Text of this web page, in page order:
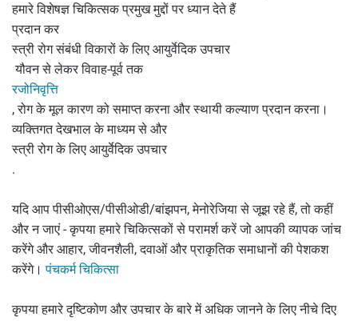
हमारे विशेषज्ञ चिकित्सक प्रमुख मुद्दों पर ध्यान देते हैं
प्रदान कर
स्त्री रोग संबंधी विकारों के लिए आयुर्वेदिक उपचार
यौवन से लेकर विवाह-पूर्व तक
रजोनिवृत्ति
, रोग के मूल कारण को समाप्त करना और स्थायी कल्याण प्रदान करना।
व्यक्तिगत देखभाल के माध्यम से और
स्त्री रोग के लिए आयुर्वेदिक उपचार
.
यदि आप पीसीओएस/पीसीओडी/बांझपन, मेनोरेजिया से जूझ रहे हैं, तो कहीं
और न जाएं - कृपया हमारे चिकित्सकों से परामर्श करें जो आपकी व्यापक जांच
करेंगे और आहार, जीवनशैली, दवाओं और प्राकृतिक समाधानों की पेशकश
करेंगे।पंचकर्म चिकित्सा
कृपया हमारे दृष्टिकोण और उपचार के बारे में अधिक जानने के लिए नीचे दिए